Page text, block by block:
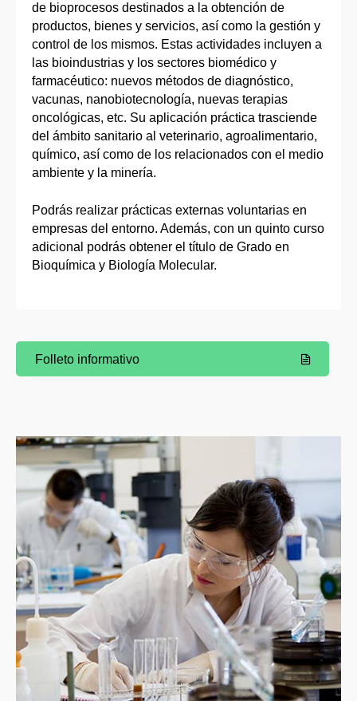
de bioprocesos destinados a la obtención de
productos, bienes y servicios, así como la gestión y
control de los mismos. Estas actividades incluyen a
las bioindustrias y los sectores biomédico y
farmacéutico: nuevos métodos de diagnóstico,
vacunas, nanobiotecnología, nuevas terapias
oncológicas, etc. Su aplicación práctica trasciende
del ámbito sanitario al veterinario, agroalimentario,
químico, así como de los relacionados con el medio
ambiente y la minería.
Podrás realizar prácticas externas voluntarias en
empresas del entorno. Además, con un quinto curso
adicional podrás obtener el título de Grado en
Bioquímica y Biología Molecular.
(Abre una nueva ventana)
Folleto informativo